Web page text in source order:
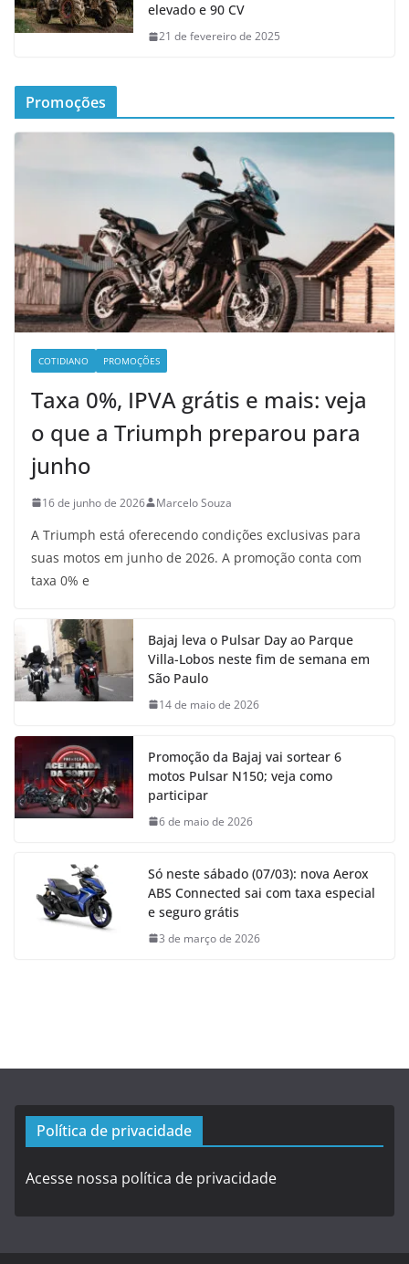
elevado e 90 CV
21 de fevereiro de 2025
Promoções
COTIDIANO PROMOÇÕES
Taxa 0%, IPVA grátis e mais: veja
o que a Triumph preparou para
junho
16 de junho de 2026 Marcelo Souza
A Triumph está oferecendo condições exclusivas para
suas motos em junho de 2026. A promoção conta com
taxa 0% e
Bajaj leva o Pulsar Day ao Parque
Villa-Lobos neste fim de semana em
São Paulo
14 de maio de 2026
Promoção da Bajaj vai sortear 6
motos Pulsar N150; veja como
participar
6 de maio de 2026
Só neste sábado (07/03): nova Aerox
ABS Connected sai com taxa especial
e seguro grátis
3 de março de 2026
Política de privacidade
Acesse nossa política de privacidade